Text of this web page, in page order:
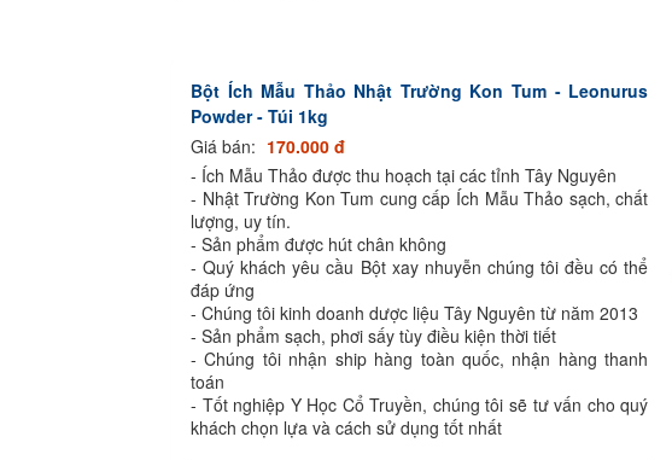
Bột Ích Mẫu Thảo Nhật Trường Kon Tum - Leonurus
Powder - Túi 1kg
Giá bán: 170.000 đ
- Ích Mẫu Thảo được thu hoạch tại các tỉnh Tây Nguyên
- Nhật Trường Kon Tum cung cấp Ích Mẫu Thảo sạch, chất
lượng, uy tín.
- Sản phẩm được hút chân không
- Quý khách yêu cầu Bột xay nhuyễn chúng tôi đều có thể
đáp ứng
- Chúng tôi kinh doanh dược liệu Tây Nguyên từ năm 2013
- Sản phẩm sạch, phơi sấy tùy điều kiện thời tiết
- Chúng tôi nhận ship hàng toàn quốc, nhận hàng thanh
toán
- Tốt nghiệp Y Học Cổ Truyền, chúng tôi sẽ tư vấn cho quý
khách chọn lựa và cách sử dụng tốt nhất